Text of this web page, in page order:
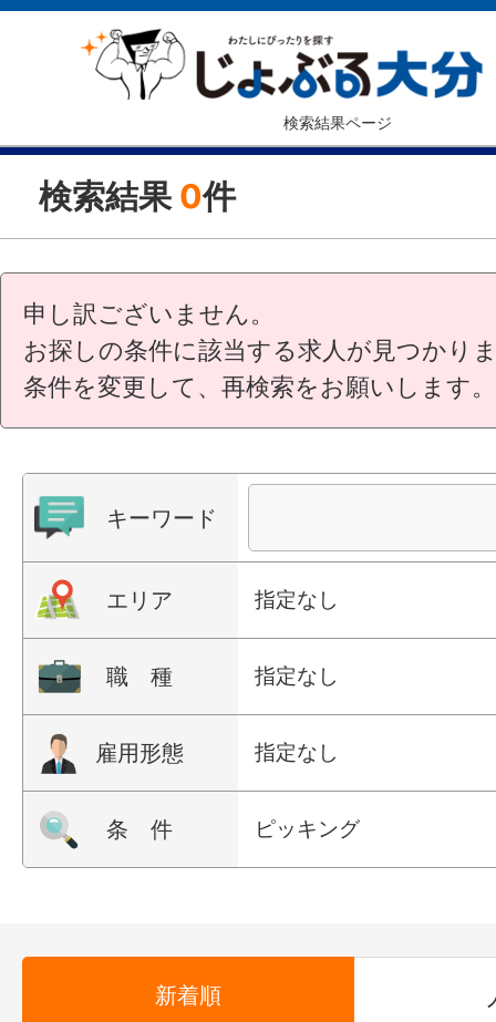
検索結果ページ
検索結果 0件
申し訳ございません。
お探しの条件に該当する求人が見つかり
条件を変更して、再検索をお願いします。
キーワード
エリア 指定なし
職 種 指定なし
雇用形態 指定なし
条 件 ピッキング
新着順